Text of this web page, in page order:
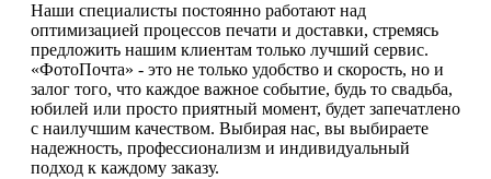
Наши специалисты постоянно работают над
оптимизацией процессов печати и доставки, стремясь
предложить нашим клиентам только лучший сервис.
«ФотоПочта» - это не только удобство и скорость, но и
залог того, что каждое важное событие, будь то свадьба,
юбилей или просто приятный момент, будет запечатлено
с наилучшим качеством. Выбирая нас, вы выбираете
надежность, профессионализм и индивидуальный
подход к каждому заказу.